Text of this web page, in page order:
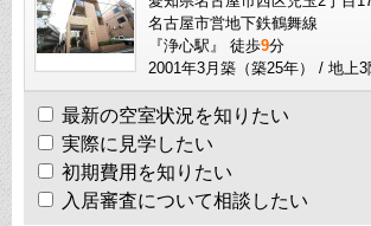
名古屋市営地下鉄鶴舞線
『浄心駅』 徒歩9分
2001年3月築（築25年） / 地上
最新の空室状況を知りたい
実際に見学したい
初期費用を知りたい
入居審査について相談したい